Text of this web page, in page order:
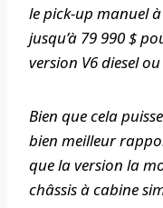
le pick-up manuel
jusqu’à 79 990 $
version V6 diesel
Bien que cela
bien meilleur
que la version la
châssis à cabine